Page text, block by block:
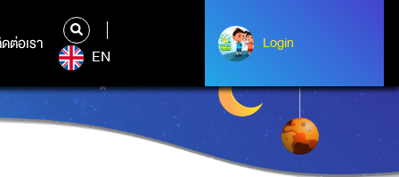
ติดต่อเรา
ต่อเรา
EN
Login
Login